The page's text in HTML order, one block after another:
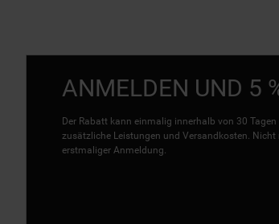
ANMELDEN UND 5
Der Rabatt kann einmalig innerhalb von 30
zusätzliche Leistungen und Versandkosten.
erstmaliger Anmeldung.